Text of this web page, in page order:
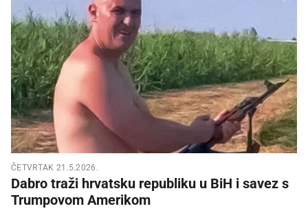
ČETVRTAK 21.5.2026.
Dabro traži hrvatsku republiku u BiH i savez s
Trumpovom Amerikom